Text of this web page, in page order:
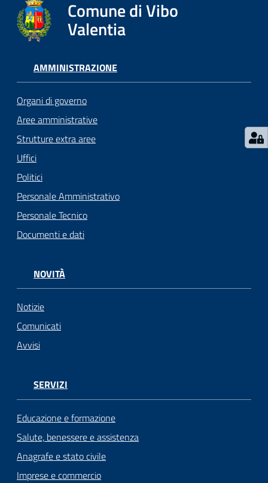
argomenti...
Seguici
su
Comune di Vibo
Valentia
AMMINISTRAZIONE
Organi di governo
Aree amministrative
Strutture extra aree
Uffici
Politici
Personale Amministrativo
Personale Tecnico
Documenti e dati
NOVITÀ
Notizie
Comunicati
Avvisi
SERVIZI
Educazione e formazione
Salute, benessere e assistenza
Anagrafe e stato civile
Imprese e commercio